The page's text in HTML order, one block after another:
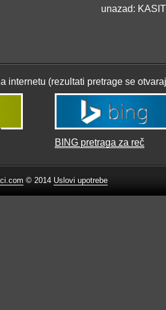
unazad:
internetu (rezultati pretrage se
BING pretraga za reč
© 2014 Uslovi upotrebe